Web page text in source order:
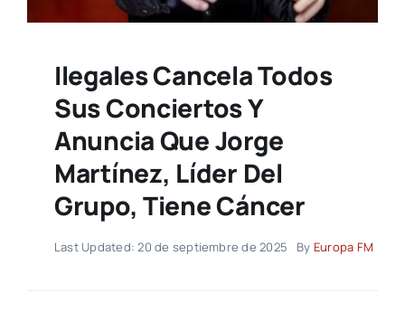
Ilegales Cancela Todos
Sus Conciertos Y
Anuncia Que Jorge
Martínez, Líder Del
Grupo, Tiene Cáncer
Last Updated: 20 de septiembre de 2025 By Europa FM